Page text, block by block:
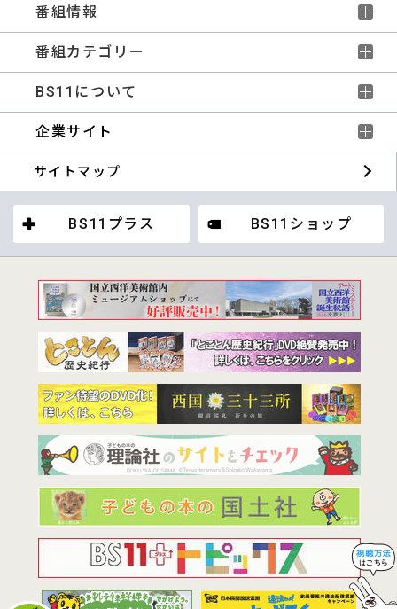
番組情報
番組カテゴリー
BS11について
企業サイト
サイトマップ
BS11プラス BS11ショップ